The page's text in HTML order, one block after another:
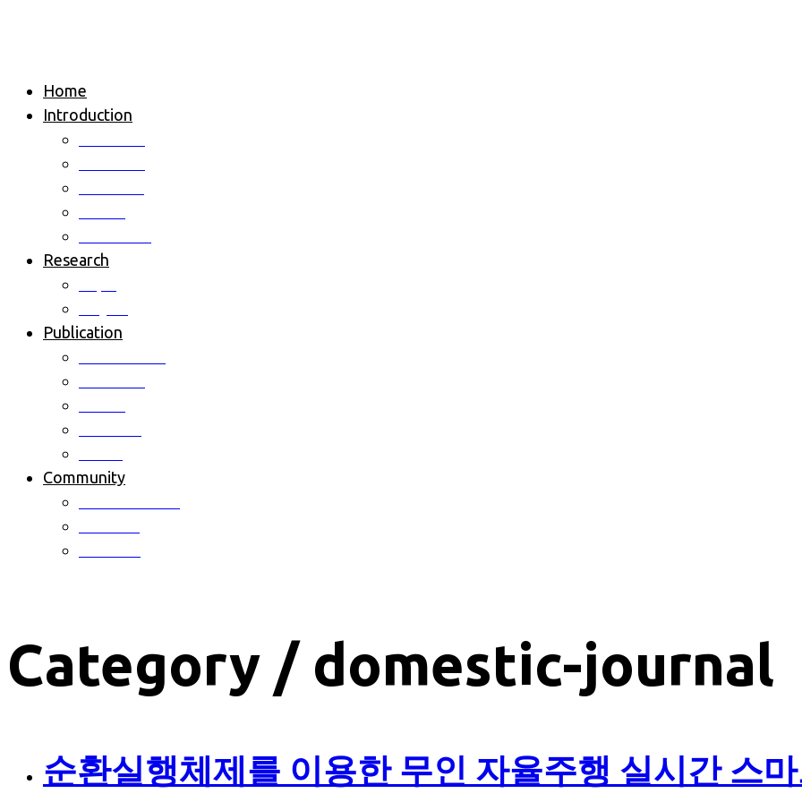
Home
Introduction
Research
Publication
Community
Category / domestic-journal
순환실행체제를 이용한 무인 자율주행 실시간 스